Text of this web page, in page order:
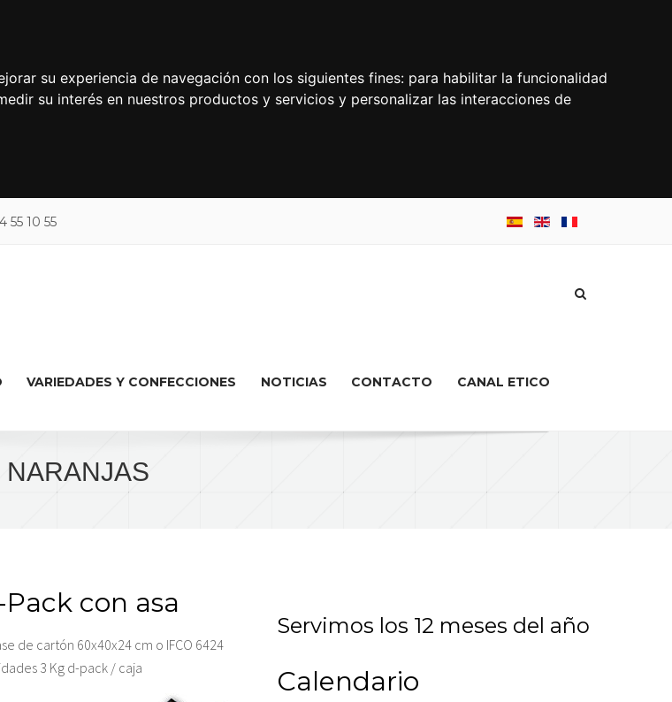
su experiencia de navegación con los siguientes fines: para habilitar la funcionalidad
su interés en nuestros productos y servicios y personalizar las interacciones de
55 10 55
VARIEDADES Y CONFECCIONES NOTICIAS CONTACTO CANAL ETICO
NARANJAS
Pack con asa
de cartón 60x40x24 cm o IFCO 6424
3 Kg d-pack / caja
Servimos los 12 meses del año
Calendario